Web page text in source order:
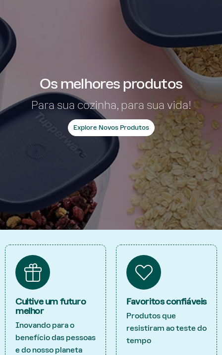
Os melhores produtos
Para sua cozinha, para sua vida!
Explore Novos Produtos
Cultive um futuro
melhor
Inovando para o
benefício das pessoas
e do nosso planeta
Favoritos confiáveis
Produtos que
resistiram ao teste do
tempo